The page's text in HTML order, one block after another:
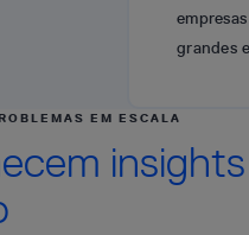
grandes
EM ESCALA
insights